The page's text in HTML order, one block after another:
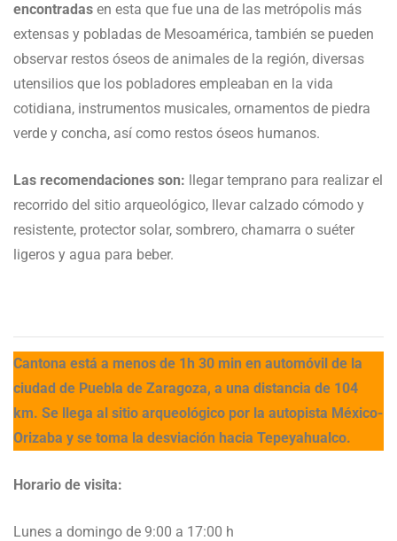
encontradas en esta que fue una de las metrópolis más
extensas y pobladas de Mesoamérica, también se pueden
observar restos óseos de animales de la región, diversas
utensilios que los pobladores empleaban en la vida
cotidiana, instrumentos musicales, ornamentos de piedra
verde y concha, así como restos óseos humanos.
Las recomendaciones son: llegar temprano para realizar el
recorrido del sitio arqueológico, llevar calzado cómodo y
resistente, protector solar, sombrero, chamarra o suéter
ligeros y agua para beber.
Cantona está a menos de 1h 30 min en automóvil de la
ciudad de Puebla de Zaragoza, a una distancia de 104
km. Se llega al sitio arqueológico por la autopista México-
Orizaba y se toma la desviación hacia Tepeyahualco.
Horario de visita:
Lunes a domingo de 9:00 a 17:00 h